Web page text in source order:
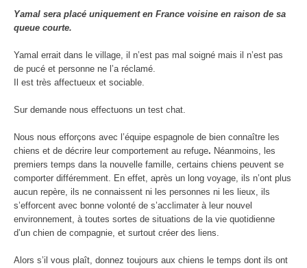
Yamal sera placé uniquement en France voisine en raison de sa
queue courte.
Yamal errait dans le village, il n’est pas mal soigné mais il n’est pas
de pucé et personne ne l’a réclamé.
Il est très affectueux et sociable.
Sur demande nous effectuons un test chat.
Nous nous efforçons avec l’équipe espagnole de bien connaître les
chiens et de décrire leur comportement au refuge. Néanmoins, les
premiers temps dans la nouvelle famille, certains chiens peuvent se
comporter différemment. En effet, après un long voyage, ils n’ont plus
aucun repère, ils ne connaissent ni les personnes ni les lieux, ils
s’efforcent avec bonne volonté de s’acclimater à leur nouvel
environnement, à toutes sortes de situations de la vie quotidienne
d’un chien de compagnie, et surtout créer des liens.
Alors s’il vous plaît, donnez toujours aux chiens le temps dont ils ont